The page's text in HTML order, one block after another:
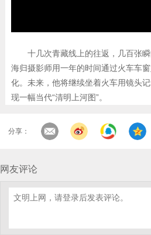
十几次青藏线上的往返，几百张
海归摄影师用一年的时间通过火车车
化。未来，他将继续坐着火车用镜头
现一幅当代“清明上河图”。
分享：
网友评论